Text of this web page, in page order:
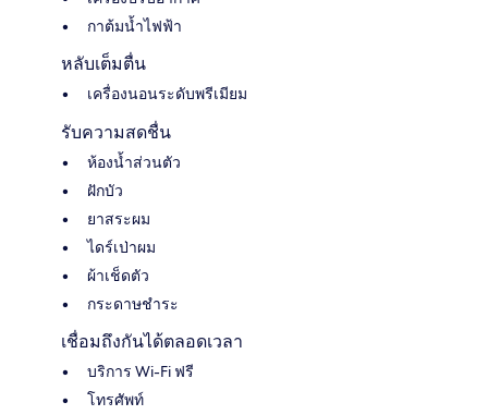
กาต้มน้ำไฟฟ้า
หลับเต็มตื่น
เครื่องนอนระดับพรีเมียม
รับความสดชื่น
ห้องน้ำส่วนตัว
ฝักบัว
ยาสระผม
ไดร์เป่าผม
ผ้าเช็ดตัว
กระดาษชำระ
เชื่อมถึงกันได้ตลอดเวลา
บริการ Wi-Fi ฟรี
โทรศัพท์